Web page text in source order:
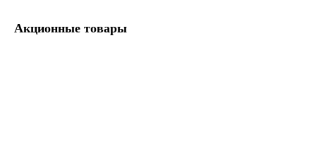
Акционные товары